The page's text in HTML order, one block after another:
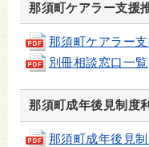
那須町ケアラー支援
那須町ケアラー
別冊相談窓口一
那須町成年後見制度
那須町成年後見